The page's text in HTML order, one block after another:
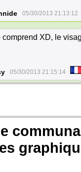
05/30/2013 21:13:12
comprend XD, le
05/30/2013 21:15:14